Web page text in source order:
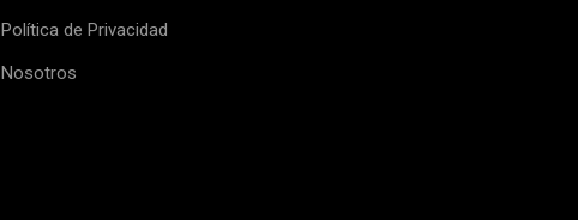
Política de Privacidad
Nosotros